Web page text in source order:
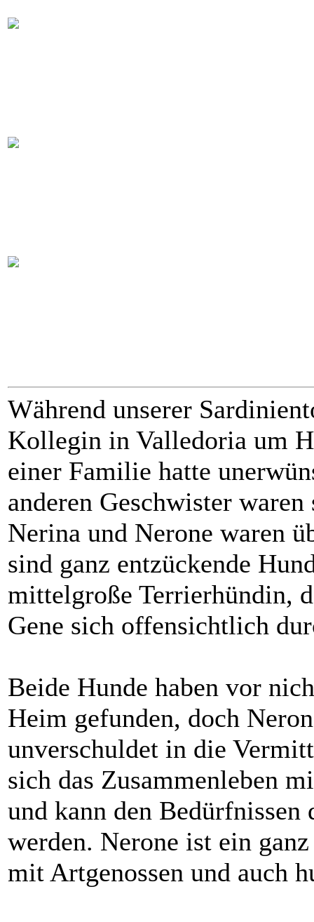
Während unserer
Kollegin in Valledoria um
einer Familie hatte
anderen Geschwister
Nerina und Nerone waren
sind ganz entzückende
mittelgroße Terrierhündin,
Gene sich offensichtlich
Beide Hunde haben vor
Heim gefunden, doch
unverschuldet in die
sich das Zusammenleben
und kann den Bedürfnissen
werden. Nerone ist ein
mit Artgenossen und auch